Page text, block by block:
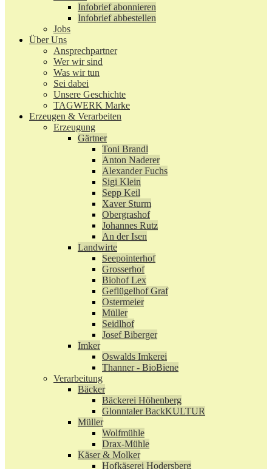
Infobrief abonnieren
Infobrief abbestellen
Jobs
Über Uns
Ansprechpartner
Wer wir sind
Was wir tun
Sei dabei
Unsere Geschichte
TAGWERK Marke
Erzeugen & Verarbeiten
Erzeugung
Gärtner
Toni Brandl
Anton Naderer
Alexander Fuchs
Sigi Klein
Sepp Keil
Xaver Sturm
Obergrashof
Johannes Rutz
An der Isen
Landwirte
Seepointerhof
Grosserhof
Biohof Lex
Geflügelhof Graf
Ostermeier
Müller
Seidlhof
Josef Biberger
Imker
Oswalds Imkerei
Thanner - BioBiene
Verarbeitung
Bäcker
Bäckerei Höhenberg
Glonntaler BackKULTUR
Müller
Wolfmühle
Drax-Mühle
Käser & Molker
Hofkäserei Hodersberg